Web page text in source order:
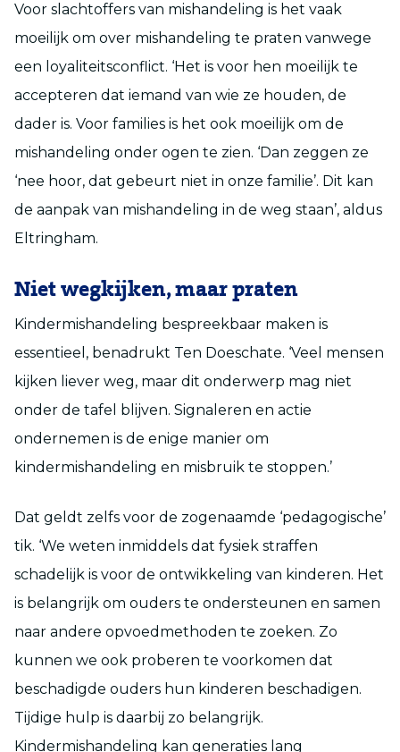
Voor slachtoffers van mishandeling is het vaak
moeilijk om over mishandeling te praten vanwege
een loyaliteitsconflict. ‘Het is voor hen moeilijk te
accepteren dat iemand van wie ze houden, de
dader is. Voor families is het ook moeilijk om de
mishandeling onder ogen te zien. ‘Dan zeggen ze
‘nee hoor, dat gebeurt niet in onze familie’. Dit kan
de aanpak van mishandeling in de weg staan’, aldus
Eltringham.
Niet wegkijken, maar praten
Kindermishandeling bespreekbaar maken is
essentieel, benadrukt Ten Doeschate. ‘Veel mensen
kijken liever weg, maar dit onderwerp mag niet
onder de tafel blijven. Signaleren en actie
ondernemen is de enige manier om
kindermishandeling en misbruik te stoppen.’
Dat geldt zelfs voor de zogenaamde ‘pedagogische’
tik. ‘We weten inmiddels dat fysiek straffen
schadelijk is voor de ontwikkeling van kinderen. Het
is belangrijk om ouders te ondersteunen en samen
naar andere opvoedmethoden te zoeken. Zo
kunnen we ook proberen te voorkomen dat
beschadigde ouders hun kinderen beschadigen.
Tijdige hulp is daarbij zo belangrijk.
Kindermishandeling kan generaties lang